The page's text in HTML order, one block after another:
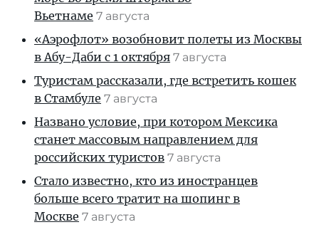
Вьетнаме 7 августа
«Аэрофлот» возобновит полеты из Москвы
в Абу-Даби с 1 октября 7 августа
Туристам рассказали, где встретить кошек
в Стамбуле 7 августа
Названо условие, при котором Мексика
станет массовым направлением для
российских туристов 7 августа
Стало известно, кто из иностранцев
больше всего тратит на шопинг в
Москве 7 августа